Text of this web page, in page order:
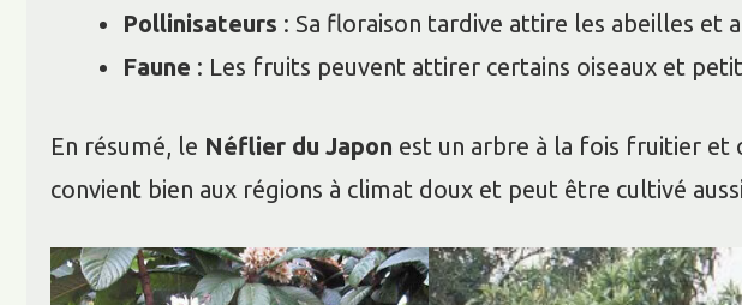
Pollinisateurs : Sa floraison tardive attire les abeilles et
Faune : Les fruits peuvent attirer certains oiseaux et
En résumé, le Néflier du Japon est un arbre à la fois fruitier et
convient bien aux régions à climat doux et peut être cultivé